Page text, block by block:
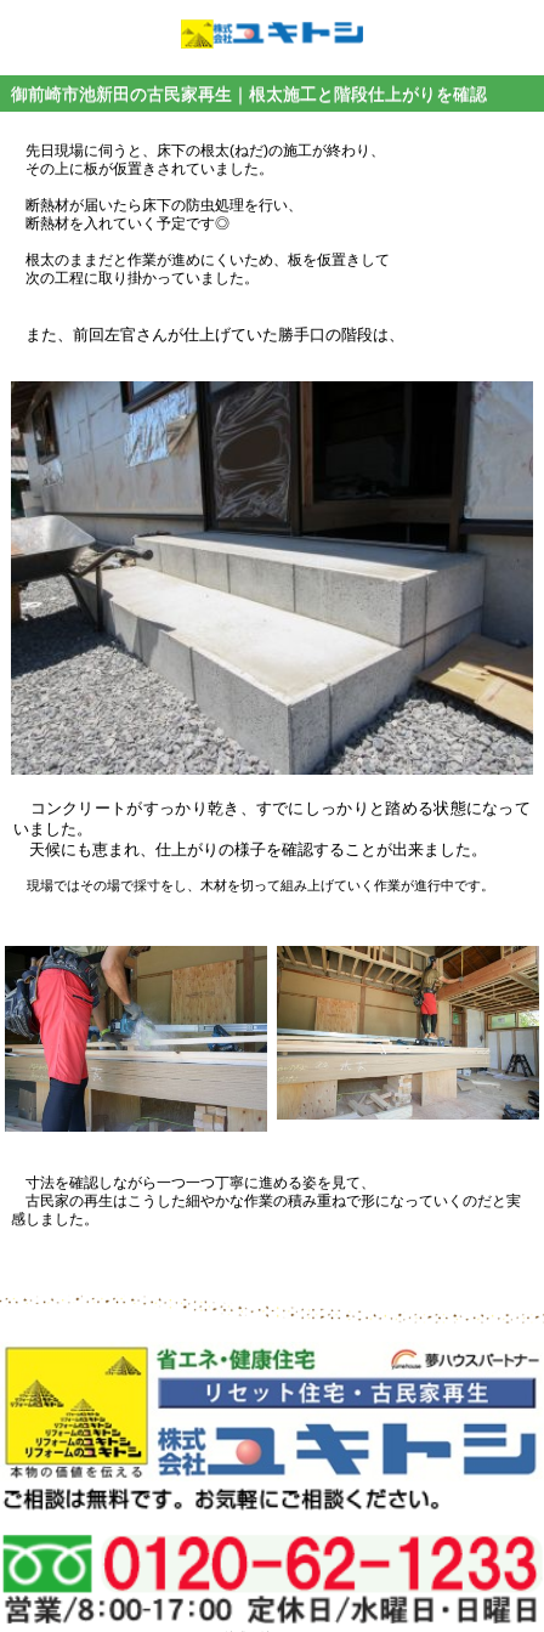
御前崎市池新田の古民家再生｜根太施工と階段仕上がりを確認
先日現場に伺うと、床下の根太(ねだ)の施工が終わり、
その上に板が仮置きされていました。
断熱材が届いたら床下の防虫処理を行い、
断熱材を入れていく予定です◎
根太のままだと作業が進めにくいため、板を仮置きして
次の工程に取り掛かっていました。
また、前回左官さんが仕上げていた勝手口の階段は、
コンクリートがすっかり乾き、すでにしっかりと踏める状態になって
いました。
天候にも恵まれ、仕上がりの様子を確認することが出来ました。
現場ではその場で採寸をし、木材を切って組み上げていく作業が進行中です。
寸法を確認しながら一つ一つ丁寧に進める姿を見て、
古民家の再生はこうした細やかな作業の積み重ねで形になっていくのだと実
感しました。